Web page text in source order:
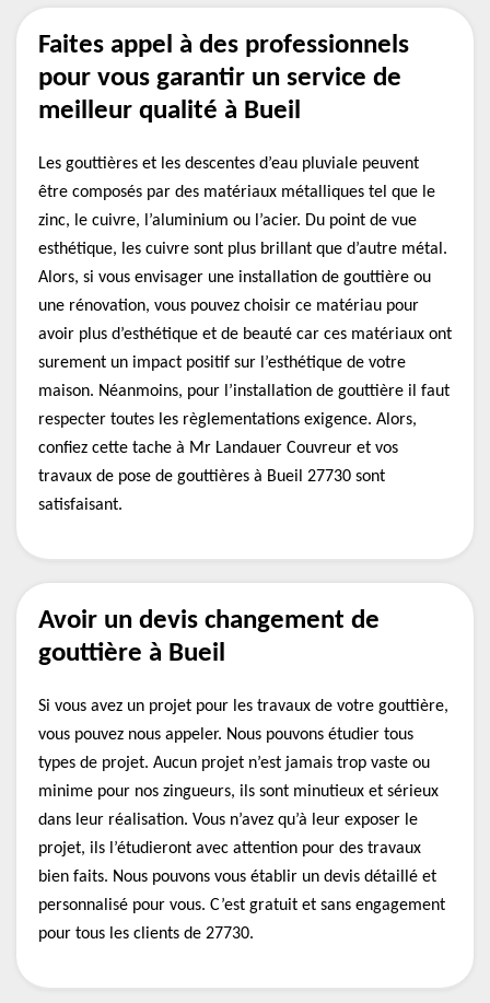
Faites appel à des professionnels
pour vous garantir un service de
meilleur qualité à Bueil
Les gouttières et les descentes d’eau pluviale peuvent
être composés par des matériaux métalliques tel que le
zinc, le cuivre, l’aluminium ou l’acier. Du point de vue
esthétique, les cuivre sont plus brillant que d’autre métal.
Alors, si vous envisager une installation de gouttière ou
une rénovation, vous pouvez choisir ce matériau pour
avoir plus d’esthétique et de beauté car ces matériaux ont
surement un impact positif sur l’esthétique de votre
maison. Néanmoins, pour l’installation de gouttière il faut
respecter toutes les règlementations exigence. Alors,
confiez cette tache à Mr Landauer Couvreur et vos
travaux de pose de gouttières à Bueil 27730 sont
satisfaisant.
Avoir un devis changement de
gouttière à Bueil
Si vous avez un projet pour les travaux de votre gouttière,
vous pouvez nous appeler. Nous pouvons étudier tous
types de projet. Aucun projet n’est jamais trop vaste ou
minime pour nos zingueurs, ils sont minutieux et sérieux
dans leur réalisation. Vous n’avez qu’à leur exposer le
projet, ils l’étudieront avec attention pour des travaux
bien faits. Nous pouvons vous établir un devis détaillé et
personnalisé pour vous. C’est gratuit et sans engagement
pour tous les clients de 27730.